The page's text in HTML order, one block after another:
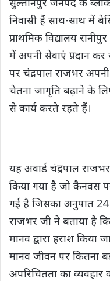
निवासी हैं साथ-साथ में
प्राथमिक विद्यालय
में अपनी सेवाएं प्रदान
पर चंद्रपाल राजभर
चेतना जागृति बढ़ाने के
से कार्य करते रहते हैं।
यह अवार्ड चंद्रपाल
किया गया है जो कैनवस
गई है जिसका अनुपात
राजभर जी ने बताया है
मानव द्वारा हराश
मानव जीवन पर कितना
अपरिचितता का